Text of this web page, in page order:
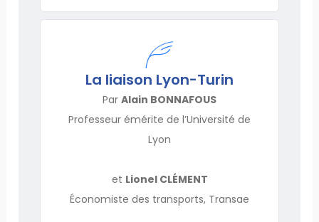
La liaison Lyon-Turin
Par Alain BONNAFOUS
Professeur émérite de l’Université de
Lyon
et Lionel CLÉMENT
Économiste des transports, Transae